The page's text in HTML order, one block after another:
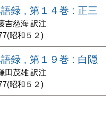
録 , 第１４巻 : 正三
吉慈海 訳注
昭和５２)
録 , 第１９巻 : 白隠
田茂雄 訳注
昭和５２)